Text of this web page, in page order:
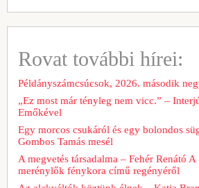
Rovat további hírei:
Példányszámcsúcsok, 2026. második
„Ez most már tényleg nem vicc.” –
Emőkével
Egy morcos csukáról és egy bolondos
Gombos Tamás mesél
A megvetés társadalma – Fehér Renátó A
merénylők fénykora című regényéről